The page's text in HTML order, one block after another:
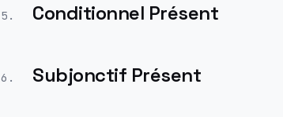
5 . Conditionnel Présent
6 . Subjonctif Présent